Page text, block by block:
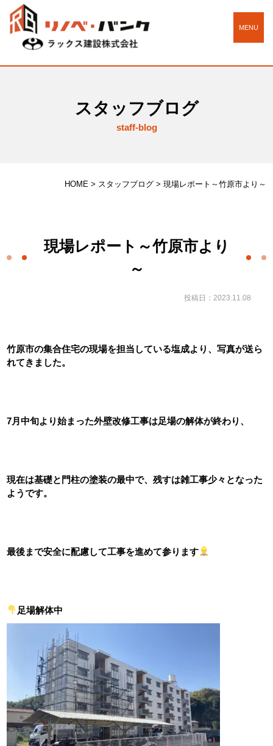
MENU
スタッフブログ
staff-blog
HOME > スタッフブログ> 現場レポート～竹原市より～
現場レポート～竹原市より
～
投稿日：2023.11.08
竹原市の集合住宅の現場を担当している塩成より、写真が送ら
れてきました。
7月中旬より始まった外壁改修工事は足場の解体が終わり、
現在は基礎と門柱の塗装の最中で、残すは雑工事少々となった
ようです。
最後まで安全に配慮して工事を進めて参ります
足場解体中